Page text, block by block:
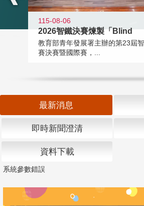
115-08-06
2026智鐵決賽煉製「Blind
教育部青年發展署主辦的第23屆
賽決賽暨國際賽，...
最新消息
即時新聞澄清
資料下載
系統參數錯誤